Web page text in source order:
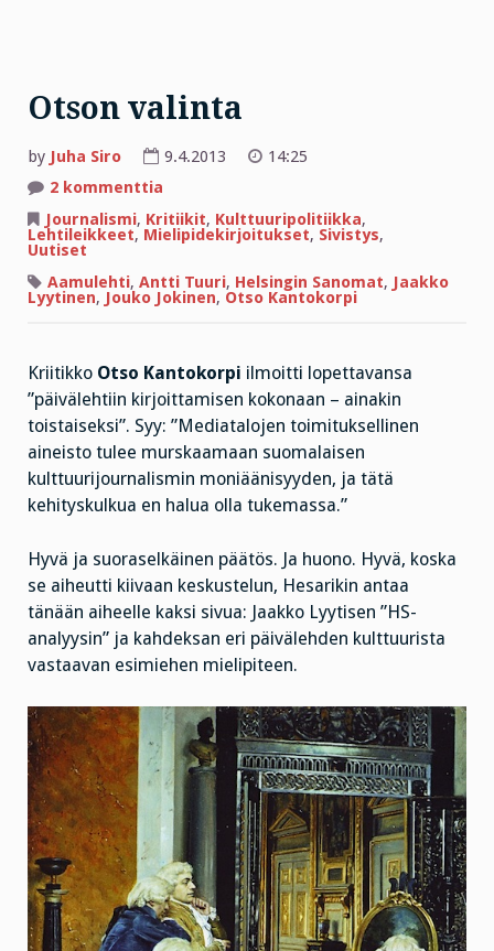
Otson valinta
by Juha Siro 9.4.2013
14:25
2 kommenttia
valinta
Journalismi, Kritiikit, Kulttuuripolitiikka,
Lehtileikkeet, Mielipidekirjoitukset, Sivistys,
Uutiset
Aamulehti, Antti Tuuri, Helsingin Sanomat, Jaakko
Lyytinen, Jouko Jokinen, Otso Kantokorpi
Kriitikko Otso Kantokorpi ilmoitti lopettavansa
”päivälehtiin kirjoittamisen kokonaan – ainakin
toistaiseksi”. Syy: ”Mediatalojen toimituksellinen
aineisto tulee murskaamaan suomalaisen
kulttuurijournalismin moniäänisyyden, ja tätä
kehityskulkua en halua olla tukemassa.”
Hyvä ja suoraselkäinen päätös. Ja huono. Hyvä, koska
se aiheutti kiivaan keskustelun, Hesarikin antaa
tänään aiheelle kaksi sivua: Jaakko Lyytisen ”HS-
analyysin” ja kahdeksan eri päivälehden kulttuurista
vastaavan esimiehen mielipiteen.